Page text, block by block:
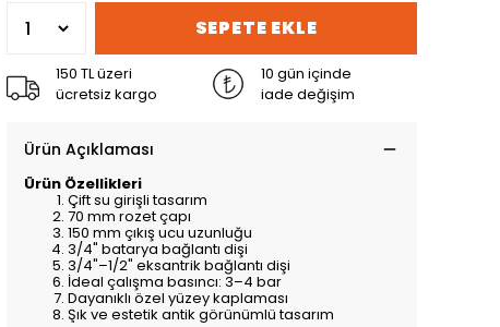
SEPETE EKLE
150 TL üzeri
ücretsiz kargo
10 gün içinde
iade değişim
Ürün Açıklaması
Ürün Özellikleri
Çift su girişli tasarım
70 mm rozet çapı
150 mm çıkış ucu uzunluğu
3/4" batarya bağlantı dişi
3/4"–1/2" eksantrik bağlantı dişi
İdeal çalışma basıncı: 3–4 bar
Dayanıklı özel yüzey kaplaması
Şık ve estetik antik görünümlü tasarım